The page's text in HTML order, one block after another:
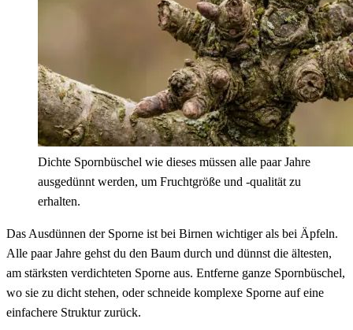
Dichte Spornbüschel wie dieses müssen alle paar Jahre
ausgedünnt werden, um Fruchtgröße und -qualität zu
erhalten.
Das Ausdünnen der Sporne ist bei Birnen wichtiger als bei Äpfeln.
Alle paar Jahre gehst du den Baum durch und dünnst die ältesten,
am stärksten verdichteten Sporne aus. Entferne ganze Spornbüschel,
wo sie zu dicht stehen, oder schneide komplexe Sporne auf eine
einfachere Struktur zurück.